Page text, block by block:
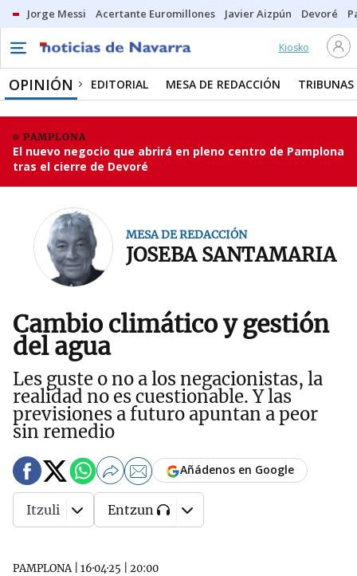
Jorge Messi Acertante Euromillones Javier Aizpún Devoré
Kiosko
OPINIÓN EDITORIAL MESA DE REDACCIÓN TRIBUNAS
PAMPLONA
El nuevo negocio que abrirá en pleno centro de Pamplona
tras el cierre de Devoré
MESA DE REDACCIÓN
JOSEBA SANTAMARIA
Cambio climático y gestión
del agua
Les guste o no a los negacionistas, la
realidad no es cuestionable. Y las
previsiones a futuro apuntan a peor
sin remedio
PAMPLONA| 16·04·25 20:00
Añádenos en Google
Itzuli Entzun